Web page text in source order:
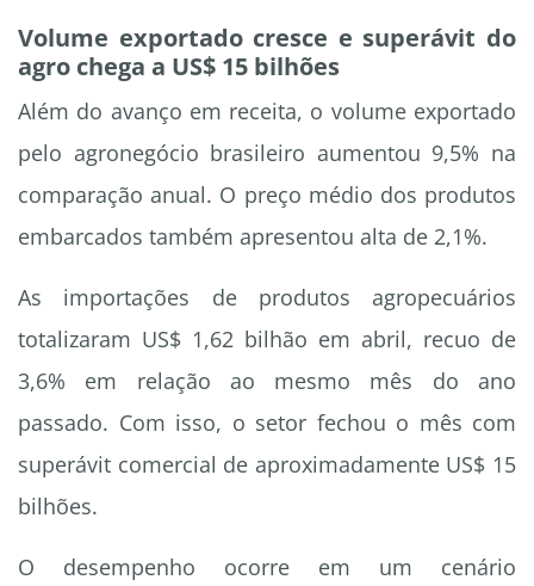
Volume exportado cresce e superávit do
agro chega a US$ 15 bilhões
Além do avanço em receita, o volume exportado
pelo agronegócio brasileiro aumentou 9,5% na
comparação anual. O preço médio dos produtos
embarcados também apresentou alta de 2,1%.
As importações de produtos agropecuários
totalizaram US$ 1,62 bilhão em abril, recuo de
3,6% em relação ao mesmo mês do ano
passado. Com isso, o setor fechou o mês com
superávit comercial de aproximadamente US$ 15
bilhões.
O desempenho ocorre em um cenário